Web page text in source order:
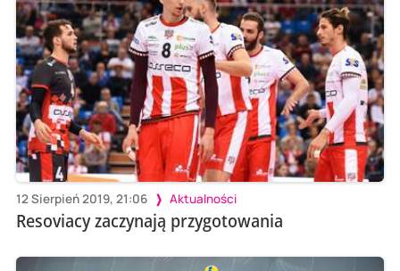
12 Sierpień 2019, 21:06 Aktualności
Resoviacy zaczynają przygotowania